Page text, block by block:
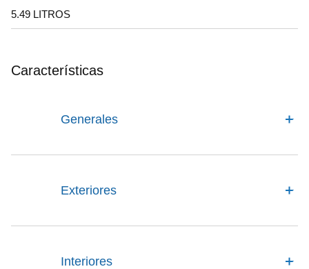
5.49 LITROS
Características
Generales
Exteriores
Interiores